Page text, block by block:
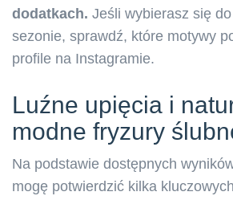
dodatkach. Jeśli wybierasz się do
sezonie, sprawdź, które motywy
profile na Instagramie.
Luźne upięcia i
modne fryzury
Na podstawie dostępnych
mogę potwierdzić kilka